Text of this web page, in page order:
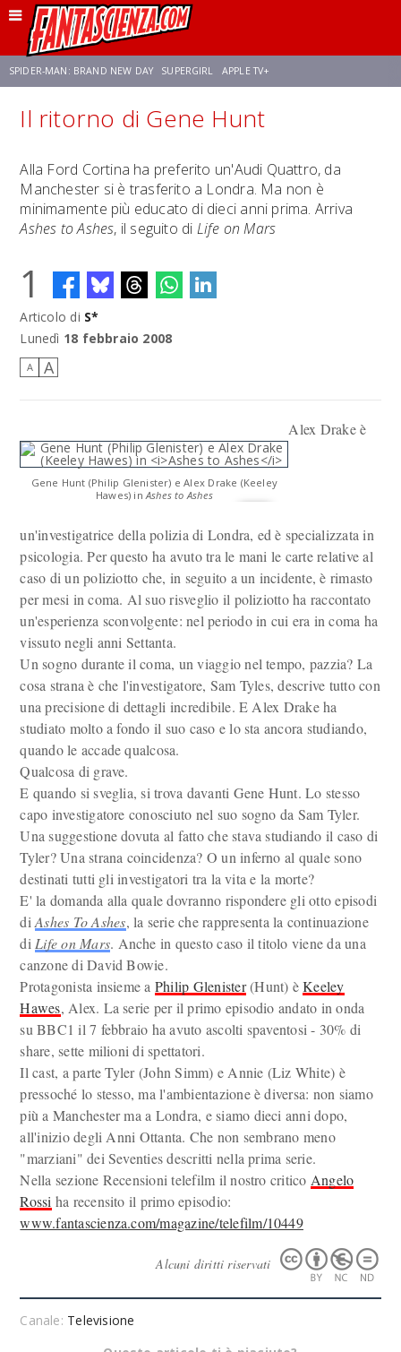
SPIDER-MAN: BRAND NEW DAY SUPERGIRL APPLE TV+
FRANCO RICCIARDIELLO ZENDAYA STAR TREK AVENGERS: DOOMSDAY
NETFLIX SADIE SINK STAR TREK: STRANGE NEW WORLDS
Il ritorno di Gene Hunt
Alla Ford Cortina ha preferito un'Audi Quattro, da
Manchester si è trasferito a Londra. Ma non è
minimamente più educato di dieci anni prima. Arriva
Ashes to Ashes, il seguito di Life on Mars
1
Articolo di S*
Lunedì 18 febbraio 2008
A A
Gene Hunt (Philip Glenister) e Alex Drake (Keeley
Hawes) inAshes to Ashes
Alex Drake è
un'investigatrice della polizia di Londra, ed è specializzata in
psicologia. Per questo ha avuto tra le mani le carte relative al
caso di un poliziotto che, in seguito a un incidente, è rimasto
per mesi in coma. Al suo risveglio il poliziotto ha raccontato
un'esperienza sconvolgente: nel periodo in cui era in coma ha
vissuto negli anni Settanta.
Un sogno durante il coma, un viaggio nel tempo, pazzia? La
cosa strana è che l'investigatore, Sam Tyles, descrive tutto con
una precisione di dettagli incredibile. E Alex Drake ha
studiato molto a fondo il suo caso e lo sta ancora studiando,
quando le accade qualcosa.
Qualcosa di grave.
E quando si sveglia, si trova davanti Gene Hunt. Lo stesso
capo investigatore conosciuto nel suo sogno da Sam Tyler.
Una suggestione dovuta al fatto che stava studiando il caso di
Tyler? Una strana coincidenza? O un inferno al quale sono
destinati tutti gli investigatori tra la vita e la morte?
E' la domanda alla quale dovranno rispondere gli otto episodi
diAshes To Ashes, la serie che rappresenta la continuazione
di Life on Mars. Anche in questo caso il titolo viene da una
canzone di David Bowie.
Protagonista insieme a Philip Glenister(Hunt) èKeeley
Hawes, Alex. La serie per il primo episodio andato in onda
su BBC1 il 7 febbraio ha avuto ascolti spaventosi - 30% di
share, sette milioni di spettatori.
Il cast, a parte Tyler (John Simm) e Annie (Liz White) è
pressoché lo stesso, ma l'ambientazione è diversa: non siamo
più a Manchester ma a Londra, e siamo dieci anni dopo,
all'inizio degli Anni Ottanta. Che non sembrano meno
"marziani" dei Seventies descritti nella prima serie.
Nella sezione Recensioni telefilm il nostro critico Angelo
Rossi ha recensito il primo episodio:
www.fantascienza.com/magazine/telefilm/10449
Alcuni diritti riservati
Canale: Televisione